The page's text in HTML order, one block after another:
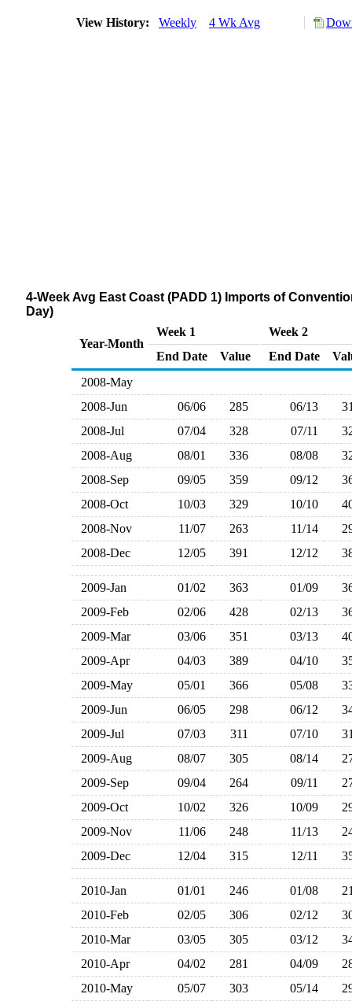
View History: Weekly 4 Wk Avg
4-Week Avg East Coast (PADD 1) Imports of
Day)
Year-Month
Week 1
Week 2
End Date
Value End Date
2008-May
2008-Jun
06/06 285 06/13
2008-Jul
07/04 328 07/11
2008-Aug
08/01 336 08/08
2008-Sep
09/05 359 09/12
2008-Oct
10/03 329 10/10
2008-Nov
11/07 263 11/14
2008-Dec
12/05 391 12/12
2009-Jan 01/02 363 01/09
2009-Feb
02/06 428 02/13
2009-Mar
03/06 351 03/13
2009-Apr
04/03 389 04/10
2009-May
05/01 366 05/08
2009-Jun
06/05 298 06/12
2009-Jul
07/03 311 07/10
2009-Aug
08/07 305 08/14
2009-Sep
09/04 264 09/11
2009-Oct
10/02 326 10/09
2009-Nov
11/06 248 11/13
2009-Dec
12/04 315 12/11
2010-Jan 01/01 246 01/08
2010-Feb
02/05 306 02/12
2010-Mar
03/05 305 03/12
2010-Apr
04/02 281 04/09
2010-May
05/07 303 05/14